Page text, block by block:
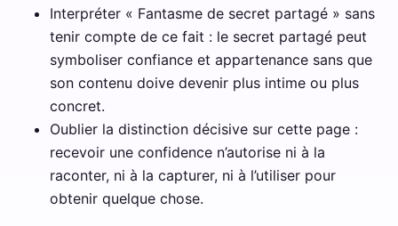
Interpréter « Fantasme de secret partagé » sans
tenir compte de ce fait : le secret partagé peut
symboliser confiance et appartenance sans que
son contenu doive devenir plus intime ou plus
concret.
Oublier la distinction décisive sur cette page :
recevoir une confidence n’autorise ni à la
raconter, ni à la capturer, ni à l’utiliser pour
obtenir quelque chose.